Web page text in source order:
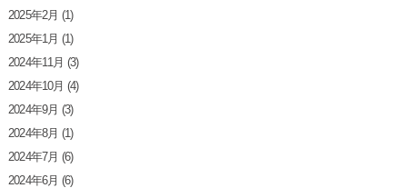
2025年2月 (1)
2025年1月 (1)
2024年11月 (3)
2024年10月 (4)
2024年9月 (3)
2024年8月 (1)
2024年7月 (6)
2024年6月 (6)